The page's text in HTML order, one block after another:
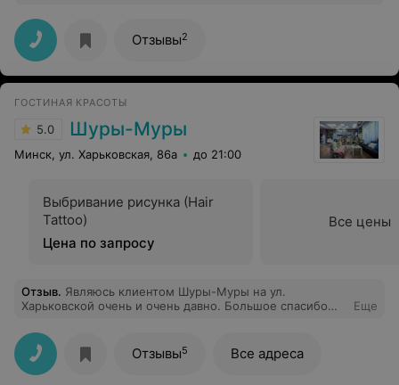
Отзывы2
ГОСТИНАЯ КРАСОТЫ
5.0 Шуры-Муры
Минск, ул. Харьковская, 86a до 21:00
Выбривание рисунка (Hair
Tattoo)
Цена по запросу
Все цены
Отзыв. Являюсь клиентом Шуры-Муры на ул.
Харьковской очень и очень давно. Большое спасибо
дружелюбие, мастерство и теплую атмосферу
гостиной красоты! Очень хороший коллектив, все
большие профессионалы и относятся к каждому
клиенту как к гостю! Пожалуй, наибольшие
Еще
Отзывы5 Все адреса